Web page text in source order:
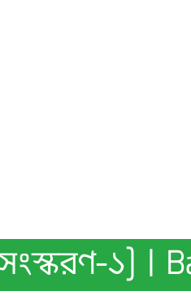
[সংস্করণ-১]